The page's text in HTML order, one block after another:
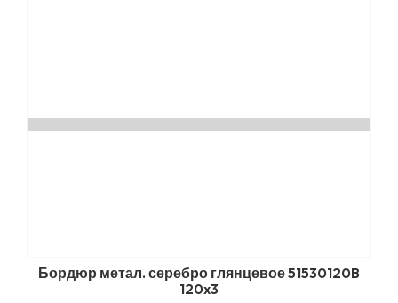
Бордюр метал. серебро глянцевое 51530120B
120x3